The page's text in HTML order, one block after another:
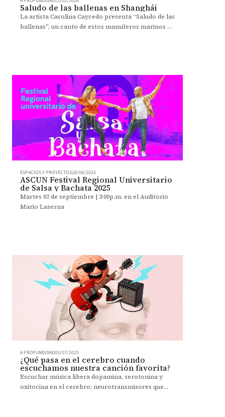
Saludo de las ballenas en Shanghái
La artista Carolina Caycedo presenta “Saludo de las
ballenas", un canto de estos mamíferos marinos y
ESPACIOS Y PROYECTOS28/08/2025
ASCUN Festival Regional Universitario
de Salsa y Bachata 2025
Martes 02 de septiembre | 3:00p.m. en el Auditorio
Mario Laserna
A PROFUNDIDAD03/07/2025
¿Qué pasa en el cerebro cuando
escuchamos nuestra canción favorita?
Escuchar música libera dopamina, serotonina y
oxitocina en el cerebro; neurotransmisores que